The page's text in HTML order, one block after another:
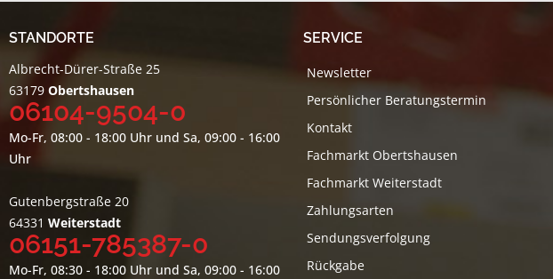
STANDORTE
Albrecht-Dürer-Straße 25
63179 Obertshausen
06104-9504-0
Mo-Fr, 08:00 - 18:00 Uhr und Sa, 09:00 - 16:00
Uhr
Gutenbergstraße 20
64331 Weiterstadt
06151-785387-0
Mo-Fr, 08:30 - 18:00 Uhr und Sa, 09:00 - 16:00
SERVICE
Newsletter
Persönlicher Beratungstermin
Kontakt
Fachmarkt Obertshausen
Fachmarkt Weiterstadt
Zahlungsarten
Sendungsverfolgung
Rückgabe